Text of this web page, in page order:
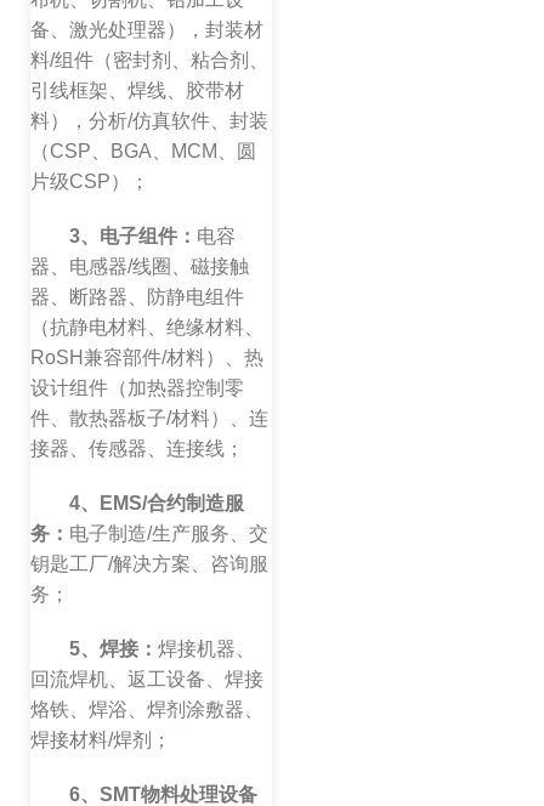
备、激光处理器），封装材
料/组件（密封剂、粘合剂、
引线框架、焊线、胶带材
料），分析/仿真软件、封装
（CSP、BGA、MCM、圆
片级CSP）；
3、电子组件： 电容
器、电感器/线圈、磁接触
器、断路器、防静电组件
（抗静电材料、绝缘材料、
RoSH兼容部件/材料）、热
设计组件（加热器控制零
件、散热器板子/材料）、连
接器、传感器、连接线；
4、EMS/合约制造服
务： 电子制造/生产服务、交
钥匙工厂/解决方案、咨询服
务；
5、焊接： 焊接机器、
回流焊机、返工设备、焊接
烙铁、焊浴、焊剂涂敷器、
焊接材料/焊剂；
6、SMT物料处理设备